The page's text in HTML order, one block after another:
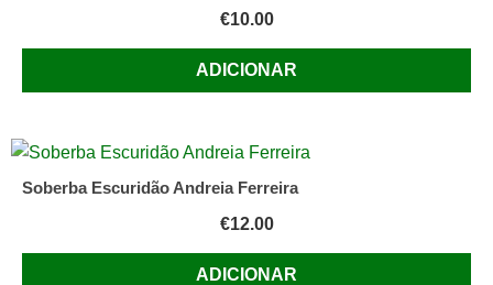
€10.00
ADICIONAR
Soberba Escuridão Andreia Ferreira
€12.00
ADICIONAR